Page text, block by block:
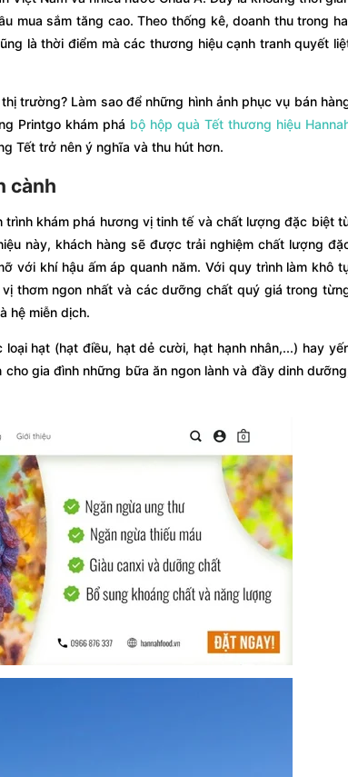
mua sắm tăng cao. Theo thống kê, doanh thu trong
là thời điểm mà các thương hiệu cạnh tranh quyết
trường? Làm sao để những hình ảnh phục vụ bán
Printgo khám phá bộ hộp quà Tết thương hiệu
Tết trở nên ý nghĩa và thu hút hơn.
cành
trình khám phá hương vị tinh tế và chất lượng đặc biệt
này, khách hàng sẽ được trải nghiệm chất lượng
với khí hậu ấm áp quanh năm. Với quy trình làm khô
thơm ngon nhất và các dưỡng chất quý giá trong
hệ miễn dịch.
hạt (hạt điều, hạt dẻ cười, hạt hạnh nhân,...) hay
gia đình những bữa ăn ngon lành và đầy dinh